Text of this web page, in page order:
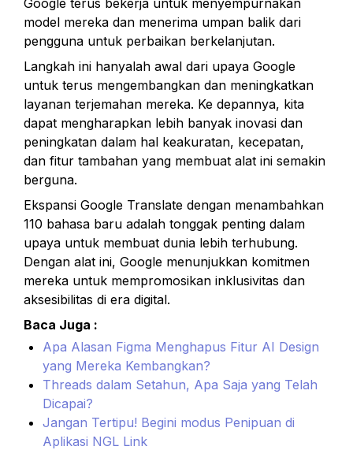
Google terus bekerja untuk menyempurnakan
model mereka dan menerima umpan balik dari
pengguna untuk perbaikan berkelanjutan.
Langkah ini hanyalah awal dari upaya Google
untuk terus mengembangkan dan meningkatkan
layanan terjemahan mereka. Ke depannya, kita
dapat mengharapkan lebih banyak inovasi dan
peningkatan dalam hal keakuratan, kecepatan,
dan fitur tambahan yang membuat alat ini semakin
berguna.
Ekspansi Google Translate dengan menambahkan
110 bahasa baru adalah tonggak penting dalam
upaya untuk membuat dunia lebih terhubung.
Dengan alat ini, Google menunjukkan komitmen
mereka untuk mempromosikan inklusivitas dan
aksesibilitas di era digital.
Baca Juga :
Apa Alasan Figma Menghapus Fitur AI Design
yang Mereka Kembangkan?
Threads dalam Setahun, Apa Saja yang Telah
Dicapai?
Jangan Tertipu! Begini modus Penipuan di
Aplikasi NGL Link